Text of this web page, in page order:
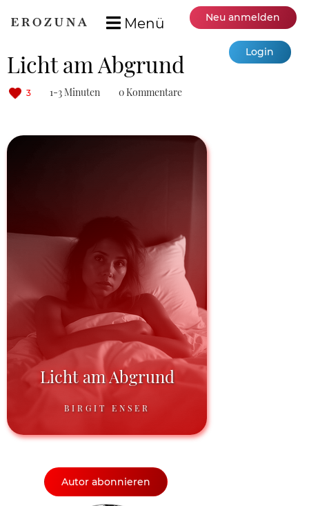
Menü Neu anmelden
Login
Licht am Abgrund
3 1-3 Minuten 0 Kommentare
Licht am Abgrund
BIRGIT ENSER
Autor abonnieren